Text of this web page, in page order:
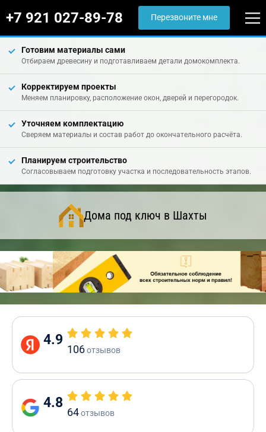
+7 921 027-89-78 Перезвоните мне
Готовим материалы сами
Отбираем древесину и подготавливаем детали домокомплекта.
Корректируем проекты
Меняем планировку, расположение окон, дверей и перегородок.
Уточняем комплектацию
Сверяем материалы и состав работ до окончательного расчёта.
Планируем строительство
Согласовываем подготовку участка и последовательность этапов.
Дома под ключ в Шахты
4.9
106отзывов
4.8
64отзывов